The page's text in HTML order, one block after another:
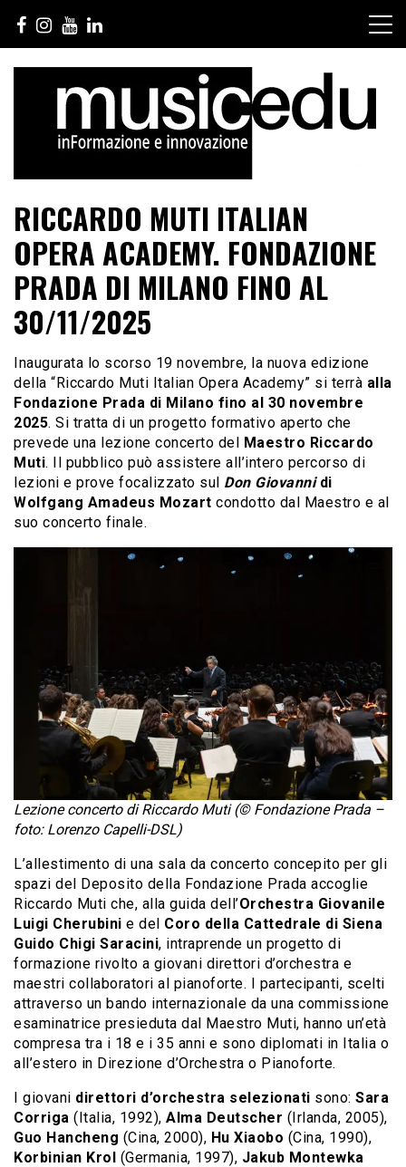
contenuto
RICCARDO MUTI ITALIAN
OPERA ACADEMY. FONDAZIONE
PRADA DI MILANO FINO AL
30/11/2025
Inaugurata lo scorso 19 novembre, la nuova edizione
della “Riccardo Muti Italian Opera Academy” si terrà alla
Fondazione Prada di Milano fino al 30 novembre
2025. Si tratta di un progetto formativo aperto che
prevede una lezione concerto del Maestro Riccardo
Muti. Il pubblico può assistere all’intero percorso di
lezioni e prove focalizzato sul Don Giovannidi
Wolfgang Amadeus Mozart condotto dal Maestro e al
suo concerto finale.
Lezione concerto di Riccardo Muti (© Fondazione Prada –
foto: Lorenzo Capelli-DSL)
L’allestimento di una sala da concerto concepito per gli
spazi del Deposito della Fondazione Prada accoglie
Riccardo Muti che, alla guida dell’Orchestra Giovanile
Luigi Cherubini e del Coro della Cattedrale di Siena
Guido Chigi Saracini, intraprende un progetto di
formazione rivolto a giovani direttori d’orchestra e
maestri collaboratori al pianoforte. I partecipanti, scelti
attraverso un bando internazionale da una commissione
esaminatrice presieduta dal Maestro Muti, hanno un’età
compresa tra i 18 e i 35 anni e sono diplomati in Italia o
all’estero in Direzione d’Orchestra o Pianoforte.
I giovani direttori d’orchestra selezionati sono: Sara
Corriga (Italia, 1992), Alma Deutscher (Irlanda, 2005),
Guo Hancheng (Cina, 2000), Hu Xiaobo (Cina, 1990),
Korbinian Krol (Germania, 1997), Jakub Montewka